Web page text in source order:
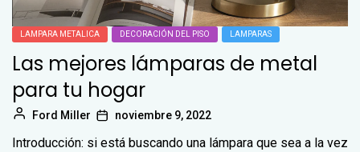
LAMPARA METALICA DECORACIÓN DEL PISO LAMPARAS
Las mejores lámparas de metal
para tu hogar
Ford Miller noviembre 9, 2022
Introducción: si está buscando una lámpara que sea a la vez